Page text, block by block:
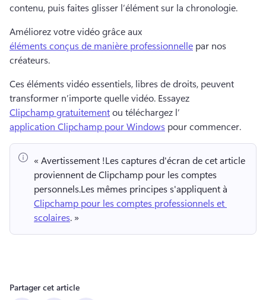
contenu, puis faites glisser l’élément sur la chronologie.
Améliorez votre vidéo grâce aux
éléments conçus de manière professionnelle par nos
créateurs.
Ces éléments vidéo essentiels, libres de droits, peuvent
transformer n’importe quelle vidéo. Essayez
Clipchamp gratuitement ou téléchargez l’
application Clipchamp pour Windows pour commencer.
« Avertissement !Les captures d'écran de cet article
proviennent de Clipchamp pour les comptes
personnels.
Clipchamp pour les comptes professionnels et
scolaires. »
Partager cet article